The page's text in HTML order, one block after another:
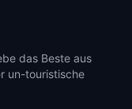
das Beste aus
un-touristische